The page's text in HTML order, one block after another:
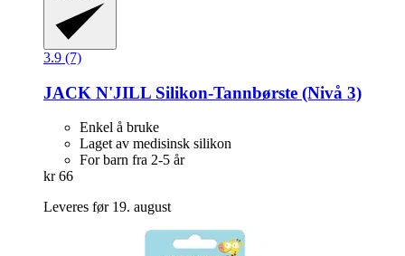
3.9 (7)
JACK N'JILL Silikon-​Tannbørste (Nivå 3)
Enkel å bruke
Laget av medisinsk silikon
For barn fra 2-5 år
kr 66
Leveres før 19. august